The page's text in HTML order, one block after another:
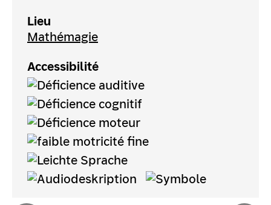
Lieu
Mathémagie
Accessibilité